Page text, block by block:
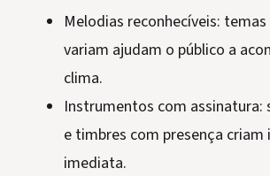
Melodias reconhecíveis:
variam ajudam o público a
clima.
Instrumentos com assinatura:
e timbres com presença
imediata.